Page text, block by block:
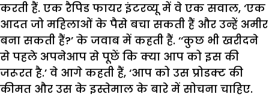
करती हैं. एक रैपिड फायर इंटरव्यू में वे एक सवाल, ‘एक
आदत जो महिलाओं के पैसे बचा सकती हैं और उन्हें अमीर
बना सकती हैं?’ के जवाब में कहती हैं. ‘‘कुछ भी खरीदने
से पहले अपनेआप से पूछें कि क्या आप को इस की
जरूरत है.’ वे आगे कहती हैं, ‘आप को उस प्रोडक्ट की
कीमत और उस के इस्तेमाल के बारे में सोचना चाहिए.